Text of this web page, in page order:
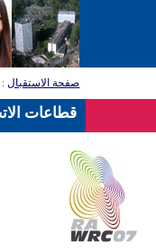
صفحة الاستقبال:
قطاعات